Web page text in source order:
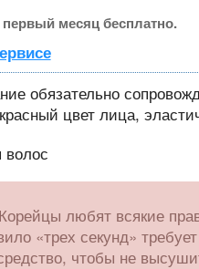
месяц бесплатно.
обязательно
цвет лица,
любят всякие
«трех секунд»
чтобы не